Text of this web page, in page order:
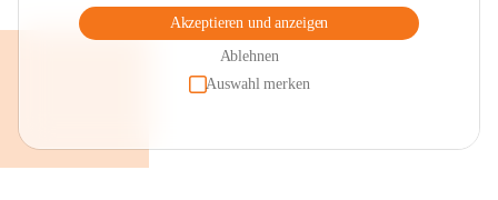
Akzeptieren und anzeigen
Ablehnen
Auswahl merken